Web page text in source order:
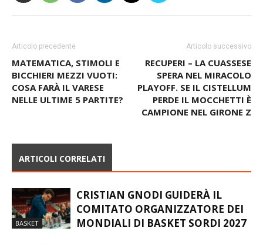
Articolo precedente
MATEMATICA, STIMOLI E
BICCHIERI MEZZI VUOTI:
COSA FARÀ IL VARESE
NELLE ULTIME 5 PARTITE?
Articolo successivo
RECUPERI – LA CUASSESE
SPERA NEL MIRACOLO
PLAYOFF. SE IL CISTELLUM
PERDE IL MOCCHETTI È
CAMPIONE NEL GIRONE Z
ARTICOLI CORRELATI
BASKET
CRISTIAN GNODI GUIDERÀ IL
COMITATO ORGANIZZATORE DEI
MONDIALI DI BASKET SORDI 2027